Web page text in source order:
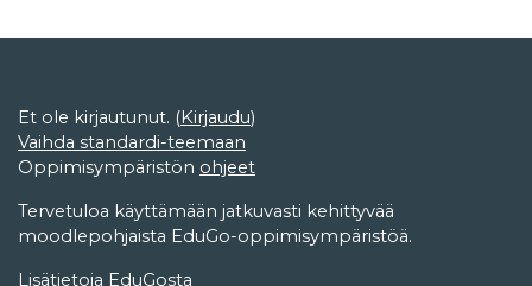
Et ole kirjautunut. (Kirjaudu)
Vaihda standardi-teemaan
Oppimisympäristön ohjeet
Tervetuloa käyttämään jatkuvasti kehittyvää
moodlepohjaista EduGo-oppimisympäristöä.
Lisätietoja EduGosta